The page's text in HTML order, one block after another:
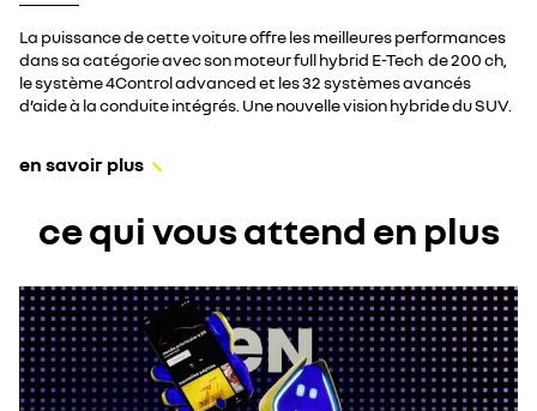
La puissance de cette voiture offre les meilleures performances
dans sa catégorie avec son moteur full hybrid E-Tech de 200 ch,
le système 4Control advanced et les 32 systèmes avancés
d’aide à la conduite intégrés. Une nouvelle vision hybride du SUV.
en savoir plus
ce qui vous attend en plus